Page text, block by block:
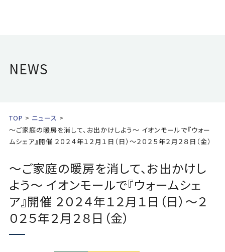
NEWS
TOP
ニュース
～ご家庭の暖房を消して、お出かけしよう～ イオンモールで『ウォー
ムシェア』開催 ２０２４年１２月１日（日）～２０２５年２月２８日（金）
～ご家庭の暖房を消して、お出かけし
よう～ イオンモールで『ウォームシェ
ア』開催 ２０２４年１２月１日（日）～２
０２５年２月２８日（金）